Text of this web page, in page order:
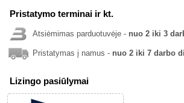
Pristatymo terminai ir kt.
Atsiėmimas parduotuvėje - nuo 2 iki 3
Pristatymas į namus - nuo 2 iki 7 darbo
Lizingo pasiūlymai